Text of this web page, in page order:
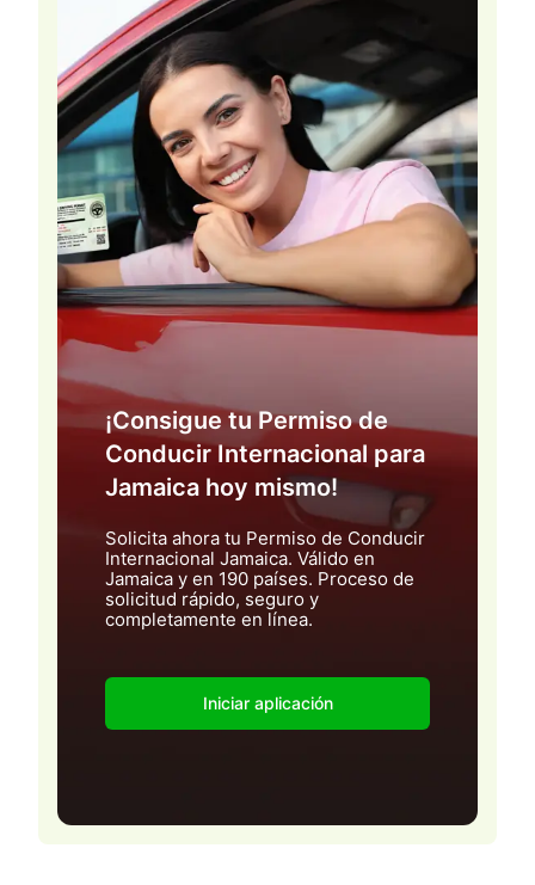
¡Consigue tu Permiso de
Conducir Internacional para
Jamaica hoy mismo!
Solicita ahora tu Permiso de Conducir
Internacional Jamaica. Válido en
Jamaica y en 190 países. Proceso de
solicitud rápido, seguro y
completamente en línea.
Iniciar aplicación